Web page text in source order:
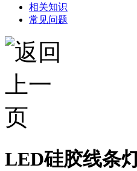
相关知识
常见问题
LED硅胶线条